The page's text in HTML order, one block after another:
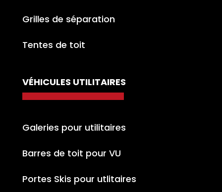
Grilles de séparation
Tentes de toit
VÉHICULES UTILITAIRES
Galeries pour utilitaires
Barres de toit pour VU
Portes Skis pour utlitaires